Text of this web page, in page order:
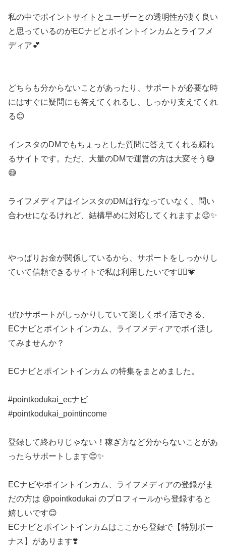
私の中でポイントサイトとユーザーとの透明性が凄く良い
と思っているのがECナビとポイントインカムとライフメ
ディア💕
どちらも分からないことがあったり、サポートが必要な時
にはすぐに疑問にも答えてくれるし、しっかり支えてくれ
る😊
インスタのDMでもちょっとした質問に答えてくれる頼れ
るサイトです。ただ、大量のDMで運営の方は大変そう😅
😅
ライフメディアはインスタのDMは行なっていなく、問い
合わせになるけれど、結構早めに対応してくれますよ😉✨
やっぱりお金が関係しているから、サポートをしっかりし
ていて信頼できるサイトで私は利用したいです🙆‍♀️💗
ぜひサポートがしっかりしていて楽しくポイ活できる、
ECナビとポイントインカム、ライフメディアでポイ活し
てみませんか？
ECナビとポイントインカム の特集をまとめました。
#pointkodukai_ecナビ
#pointkodukai_pointincome
登録して終わりじゃない！稼ぎ方など分からないことがあ
ったらサポートします😊✨
ECナビやポイントインカム、ライフメディアの登録がま
だの方は @pointkodukai のプロフィールから登録すると
嬉しいです😊
ECナビとポイントインカムはここから登録で【特別ボー
ナス】があります❣️